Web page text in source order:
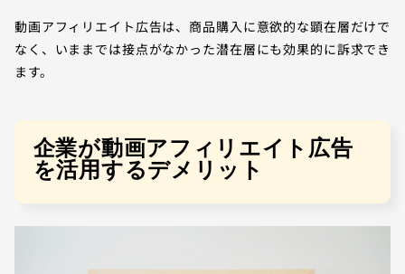
動画アフィリエイト広告は、商品購入に意欲的な顕在層だけで
なく、いままでは接点がなかった潜在層にも効果的に訴求でき
ます。
企業が動画アフィリエイト広告
を活用するデメリット